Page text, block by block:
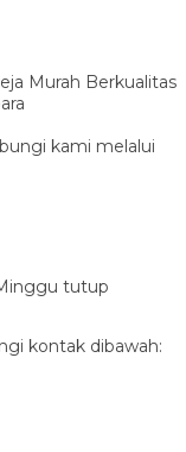
Murah Berkualitas
kami melalui
tutup
kontak dibawah: